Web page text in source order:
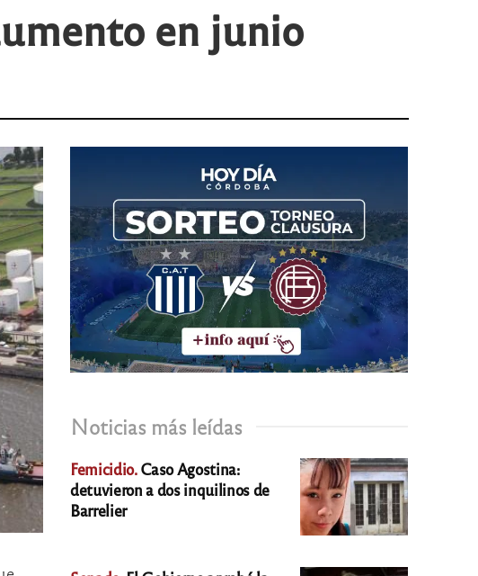
en junio
Noticias más leídas
Femicidio.Caso Agostina:
detuvieron a dos inquilinos de
Barrelier